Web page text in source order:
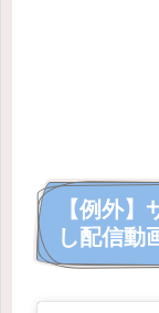
【例外
し配信動